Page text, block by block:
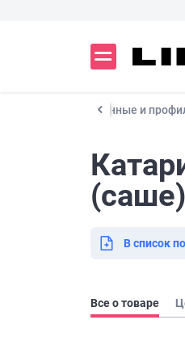
Лекарственные и
(саше)
В список
Все о товаре